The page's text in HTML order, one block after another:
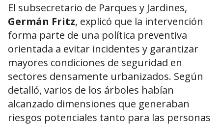
El subsecretario de Parques y Jardines,
Germán Fritz, explicó que la intervención
forma parte de una política preventiva
orientada a evitar incidentes y garantizar
mayores condiciones de seguridad en
sectores densamente urbanizados. Según
detalló, varios de los árboles habían
alcanzado dimensiones que generaban
riesgos potenciales tanto para las personas